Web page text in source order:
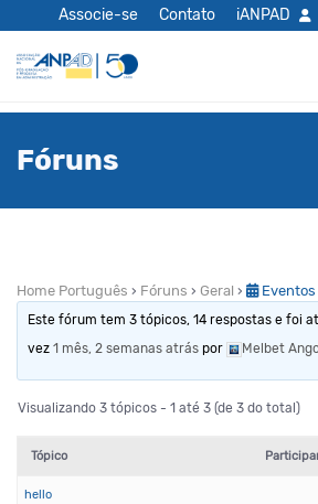
Associe-se Contato iANPAD
Fóruns
Home Português › Fóruns › Geral › Eventos
Este fórum tem 3 tópicos, 14 respostas e foi
vez1 mês, 2 semanas atrás por Melbet
Visualizando 3 tópicos - 1 até 3 (de 3 do total)
Tópico
hello